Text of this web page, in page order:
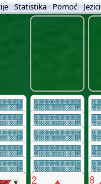
Statistika Pomoć Jezici